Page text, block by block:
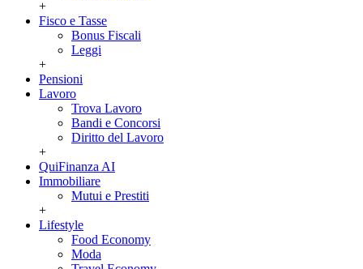
+
Fisco e Tasse
Bonus Fiscali
Leggi
+
Pensioni
Lavoro
Trova Lavoro
Bandi e Concorsi
Diritto del Lavoro
+
QuiFinanza AI
Immobiliare
Mutui e Prestiti
+
Lifestyle
Food Economy
Moda